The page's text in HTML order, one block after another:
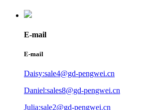
E-mail
E-mail
Daisy:sale4@gd-pengwei.cn
Daniel:sales8@gd-pengwei.cn
Julia:sale2@gd-pengwei.cn